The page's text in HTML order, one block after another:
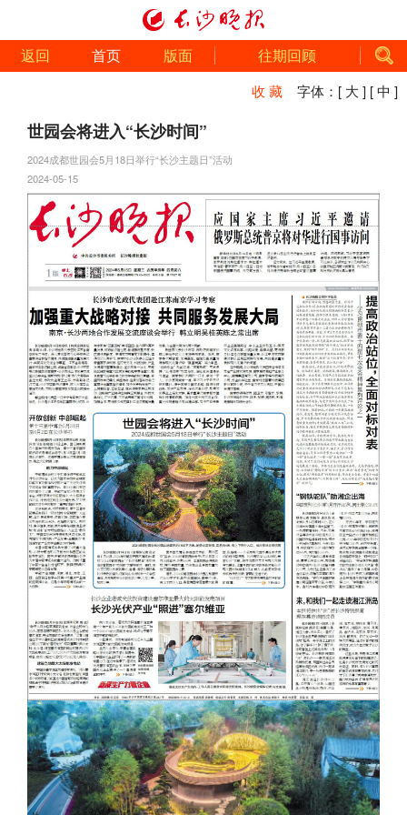
返回 首页 版面 往期回顾
收 藏 字体： [ 大 ] [ 中 ]
世园会将进入“长沙时间”
2024成都世园会5月18日举行“长沙主题日”活动
2024-05-15